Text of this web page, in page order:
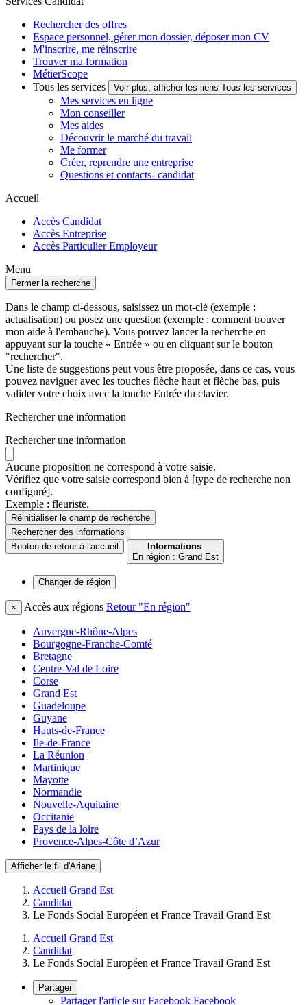
Rechercher des offres
Espace personnel, gérer mon dossier, déposer mon CV
M'inscrire, me réinscrire
Trouver ma formation
MétierScope
Tous les services
Voir plus, afficher les liens Tous les services
Mes services en ligne
Mon conseiller
Mes aides
Découvrir le marché du travail
Me former
Créer, reprendre une entreprise
Questions et contacts- candidat
Accueil
Accès Candidat
Accès Entreprise
Accès Particulier Employeur
Menu
Fermer la recherche
Dans le champ ci-dessous, saisissez un mot-clé (exemple :
actualisation) ou posez une question (exemple : comment trouver
mon aide à l'embauche). Vous pouvez lancer la recherche en
appuyant sur la touche « Entrée » ou en cliquant sur le bouton
"rechercher".
Une liste de suggestions peut vous être proposée, dans ce cas, vous
pouvez naviguer avec les touches flèche haut et flèche bas, puis
valider votre choix avec la touche Entrée du clavier.
Rechercher une information
Rechercher une information
Aucune proposition ne correspond à votre saisie.
Vérifiez que votre saisie correspond bien à [type de recherche non
configuré].
Exemple : fleuriste.
Réinitialiser le champ de recherche
Rechercherdes informations
Bouton de retour à l'accueil
Informations
En région : Grand Est
Changer de région
× Accès aux régions Retour "En région"
Auvergne-Rhône-Alpes
Bourgogne-Franche-Comté
Bretagne
Centre-Val de Loire
Corse
Grand Est
Guadeloupe
Guyane
Hauts-de-France
Ile-de-France
La Réunion
Martinique
Mayotte
Normandie
Nouvelle-Aquitaine
Occitanie
Pays de la loire
Provence-Alpes-Côte d’Azur
Afficher le fil d'Ariane
Accueil Grand Est
Candidat
Le Fonds Social Européen et France Travail Grand Est
Accueil Grand Est
Candidat
Le Fonds Social Européen et France Travail Grand Est
Partager
Partager l'article sur Facebook Facebook